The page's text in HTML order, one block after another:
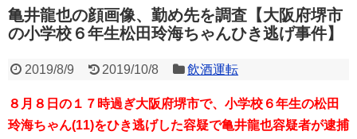
亀井龍也の顔画像、勤め先を調査【大阪府堺市
の小学校６年生松田玲海ちゃんひき逃げ事件】
2019/8/9 2019/10/8 飲酒運転
８月８日の１７時過ぎ大阪府堺市で、小学校６年生の松田
玲海ちゃん(11)をひき逃げした容疑で亀井龍也容疑者が逮捕